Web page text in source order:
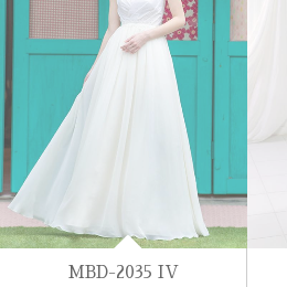
MBD-2035 IV